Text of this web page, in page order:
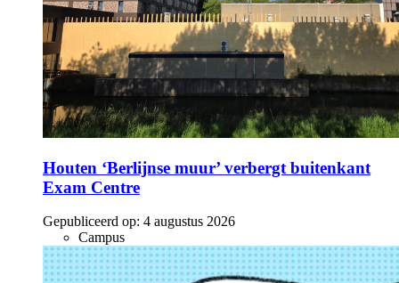
Houten ‘Berlijnse muur’ verbergt buitenkant
Exam Centre
Gepubliceerd op: 4 augustus 2026
Campus